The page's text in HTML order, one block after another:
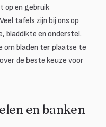
op en gebruik
tafels zijn bij ons op
bladdikte en onderstel.
om bladen ter plaatse te
de beste keuze voor
en banken